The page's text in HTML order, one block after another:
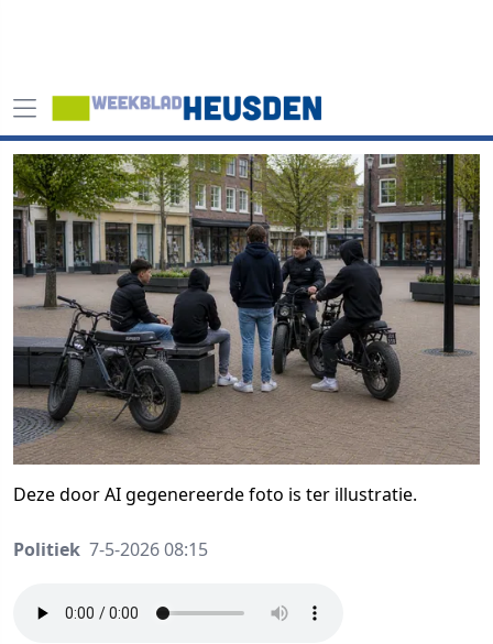
Deze door AI gegenereerde foto is ter illustratie.
Politiek 7-5-2026 08:15